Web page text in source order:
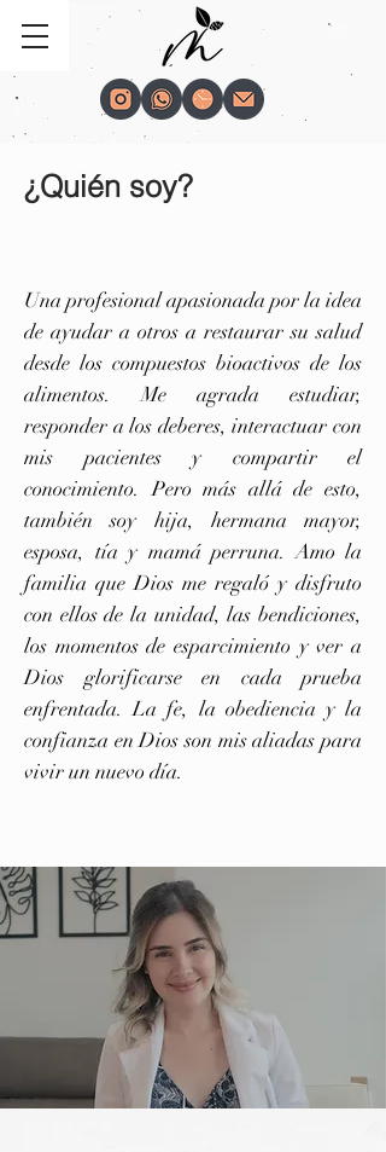
¿Quién soy?
Una profesional apasionada por la idea
de ayudar a otros a restaurar su salud
desde los compuestos bioactivos de los
alimentos. Me agrada estudiar,
responder a los deberes, interactuar con
mis pacientes y compartir el
conocimiento. Pero más allá de esto,
también soy hija, hermana mayor,
esposa, tía y mamá perruna. Amo la
familia que Dios me regaló y disfruto
con ellos de la unidad, las bendiciones,
los momentos de esparcimiento y ver a
Dios glorificarse en cada prueba
enfrentada. La fe, la obediencia y la
confianza en Dios son mis aliadas para
vivir un nuevo día.